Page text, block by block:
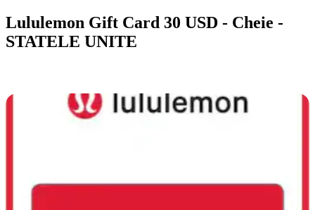
Lululemon Gift Card 30 USD - Cheie -
STATELE UNITE